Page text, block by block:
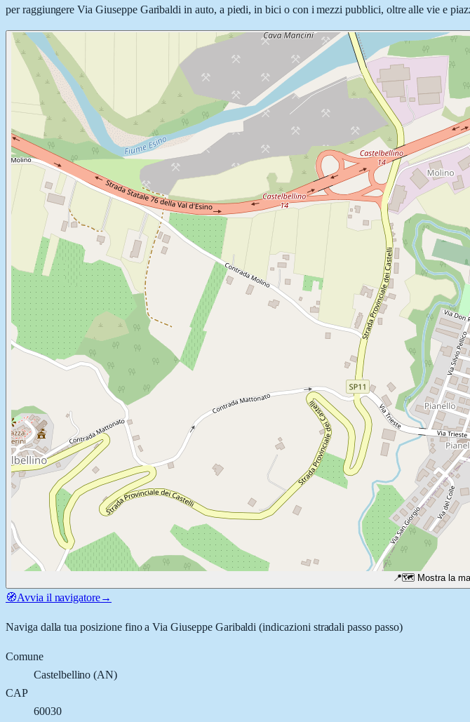
per raggiungere Via Giuseppe Garibaldi in auto, a piedi, in bici o con i mezzi pubblici, oltre alle vie e
📍🗺️ Mostra la
🧭Avvia il navigatore→
Naviga dalla tua posizione fino aVia Giuseppe Garibaldi (indicazioni stradali passo passo)
Comune
Castelbellino (AN)
CAP
60030